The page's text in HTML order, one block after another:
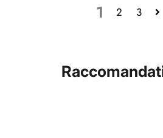
1 2 3